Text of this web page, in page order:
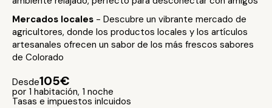
Mercados locales - Descubre un vibrante mercado de
agricultores, donde los productos locales y los artículos
artesanales ofrecen un sabor de los más frescos sabores
de Colorado
Desde105€
por 1 habitación, 1 noche
Tasas e impuestos inlcuidos